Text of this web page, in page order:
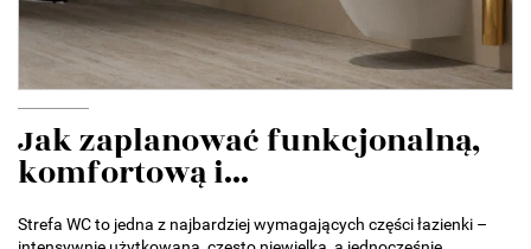
Jak zaplanować funkcjonalną,
komfortową i...
Strefa WC to jedna z najbardziej wymagających części łazienki –